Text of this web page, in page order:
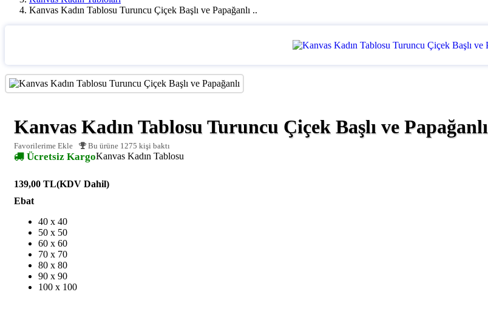
Kanvas Kadın Tablosu Turuncu Çiçek Başlı ve Papağanlı ..
Kanvas Kadın Tablosu Turuncu Çiçek Başlı ve Papağanlı
Favorilerime Ekle Bu ürüne 1275 kişi baktı
Ücretsiz KargoKanvas Kadın Tablosu
139,00 TL(KDV Dahil)
Ebat
40 x 40
50 x 50
60 x 60
70 x 70
80 x 80
90 x 90
100 x 100